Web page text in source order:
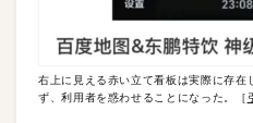
右上に見える赤い立て看板は実際に存在
ず、利用者を惑わせることになった。［